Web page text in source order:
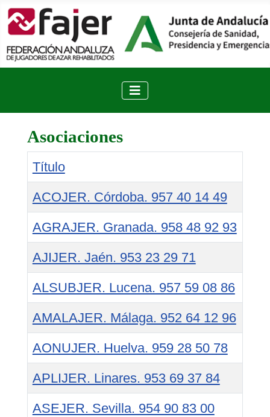
Asociaciones
Título
ACOJER. Córdoba. 957 40 14 49
AGRAJER. Granada. 958 48 92 93
AJIJER. Jaén. 953 23 29 71
ALSUBJER. Lucena. 957 59 08 86
AMALAJER. Málaga. 952 64 12 96
AONUJER. Huelva. 959 28 50 78
APLIJER. Linares. 953 69 37 84
ASEJER. Sevilla. 954 90 83 00